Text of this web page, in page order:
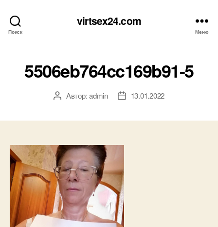
Поиск
virtsex24.com
Меню
5506eb764cc169b91-5
АвторАвтор:admin
Дата13.01.2022